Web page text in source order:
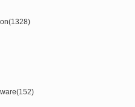
(1328)
(152)